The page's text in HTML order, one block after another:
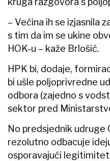
– Većina ih se izjasnila
s tim da im se ukine
HOK-u – kaže Brlošić.
HPK bi, dodaje,
bi ušle poljoprivredne
odbora (zajedno s
sektor pred
No predsjednik udruge
rezolutno odbacuje
osporavajući